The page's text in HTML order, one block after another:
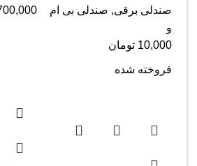
صندلی برقی, صندلی بی ام
و
10,000 تومان
فروخته شده